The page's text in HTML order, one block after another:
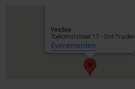
YesSee
Toekomststraat 17 - Sint-Truiden
Evenementen